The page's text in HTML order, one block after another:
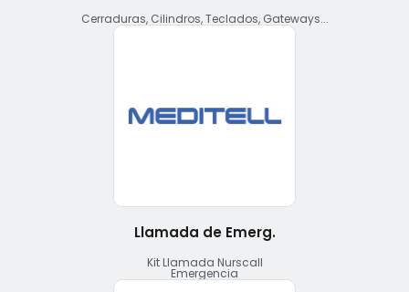
Cerraduras, Cilindros, Teclados, Gateways...
Llamada de Emerg.
Kit Llamada Nurscall
Emergencia